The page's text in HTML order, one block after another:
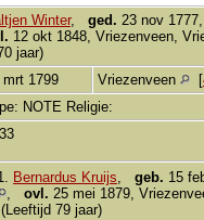
Winter, ged. 23 nov
12 okt 1848, Vriezenveen,
jaar)
mrt 1799 Vriezenveen [
NOTE Religie:
Bernardus Kruijs geb. 15
ovl. 25 mei 1879,
(Leeftijd 79 jaar)